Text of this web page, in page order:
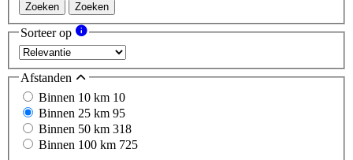
Zoeken Zoeken
Sorteer op
Afstanden
Binnen 10 km 10
Binnen 25 km 95
Binnen 50 km 318
Binnen 100 km 725